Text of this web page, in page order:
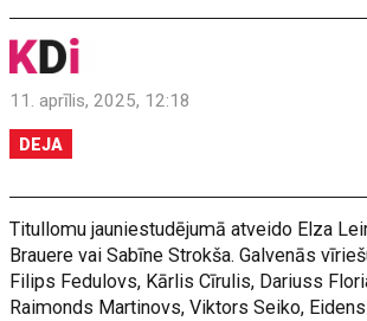
11. aprīlis, 2025, 12:18
DEJA
Titullomu jauniestudējumā atveido Elza
Brauere vai Sabīne Strokša. Galvenās
Filips Fedulovs, Kārlis Cīrulis, Dariuss
Raimonds Martinovs, Viktors Seiko,